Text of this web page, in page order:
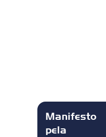
Manifesto
pela